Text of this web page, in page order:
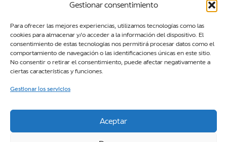
Gestionar consentimiento
Para ofrecer las mejores experiencias, utilizamos tecnologías como las
cookies para almacenar y/o acceder a la información del dispositivo. El
consentimiento de estas tecnologías nos permitirá procesar datos como el
comportamiento de navegación o las identificaciones únicas en este sitio.
No consentir o retirar el consentimiento, puede afectar negativamente a
ciertas características y funciones.
Gestionar los servicios
Aceptar
MODELOS SUV
TEST DRIVE
NOTICIAS
SOBRE NOSOTROS
EBRO M AUTOMOCIÓN BARCELONA
Gran Via de les Corts Catalanes, 484, L’Eixample, 08015
Barcelona